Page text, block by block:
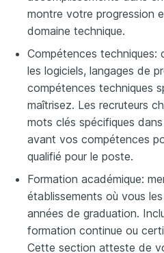
montre votre progression
domaine technique.
Compétences techniques:
les logiciels, langages de
compétences techniques
maîtrisez. Les recruteurs
mots clés spécifiques
avant vos compétences
qualifié pour le poste.
Formation académique:
établissements où vous
années de graduation.
formation continue ou
Cette section atteste de